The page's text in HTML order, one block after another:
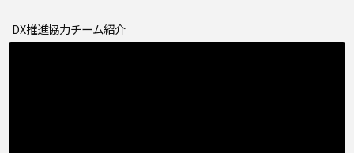
DX推進協力チーム紹介